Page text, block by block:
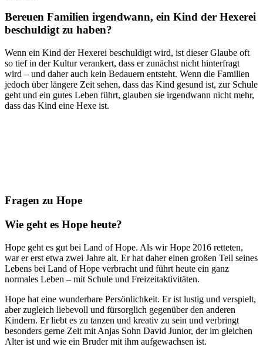
Bereuen Familien irgendwann, ein Kind der Hexerei
beschuldigt zu haben?
Wenn ein Kind der Hexerei beschuldigt wird, ist dieser Glaube oft
so tief in der Kultur verankert, dass er zunächst nicht hinterfragt
wird – und daher auch kein Bedauern entsteht. Wenn die Familien
jedoch über längere Zeit sehen, dass das Kind gesund ist, zur Schule
geht und ein gutes Leben führt, glauben sie irgendwann nicht mehr,
dass das Kind eine Hexe ist.
Fragen zu Hope
Wie geht es Hope heute?
Hope geht es gut bei Land of Hope. Als wir Hope 2016 retteten,
war er erst etwa zwei Jahre alt. Er hat daher einen großen Teil seines
Lebens bei Land of Hope verbracht und führt heute ein ganz
normales Leben – mit Schule und Freizeitaktivitäten.
Hope hat eine wunderbare Persönlichkeit. Er ist lustig und verspielt,
aber zugleich liebevoll und fürsorglich gegenüber den anderen
Kindern. Er liebt es zu tanzen und kreativ zu sein und verbringt
besonders gerne Zeit mit Anjas Sohn David Junior, der im gleichen
Alter ist und wie ein Bruder mit ihm aufgewachsen ist.